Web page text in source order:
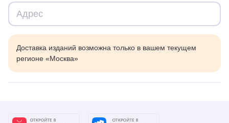
Доставка изданий возможна только в вашем текущем
регионе «Москва»